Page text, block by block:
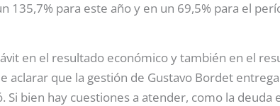
135,7% para este año y en un 69,5% para el
en el resultado económico y también en el
que la gestión de Gustavo Bordet
bien hay cuestiones a atender, como la deuda